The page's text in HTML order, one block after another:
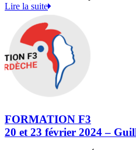
Lire la suite
FORMATION F3
20 et 23 février 2024 –